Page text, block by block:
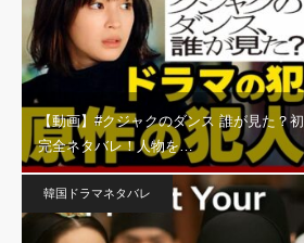
【動画】#クジャクのダンス 誰が見た？
完全ネタバレ！人物を…
韓国ドラマネタバレ